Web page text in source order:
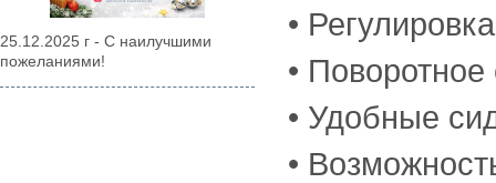
25.12.2025 г - С наилучшими
пожеланиями!
•
•
• Удобные
•